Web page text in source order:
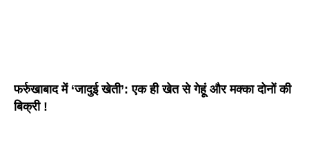
फर्रुखाबाद में ‘जादुई खेती’: एक ही खेत से गेहूं और मक्का दोनों की
बिक्री !